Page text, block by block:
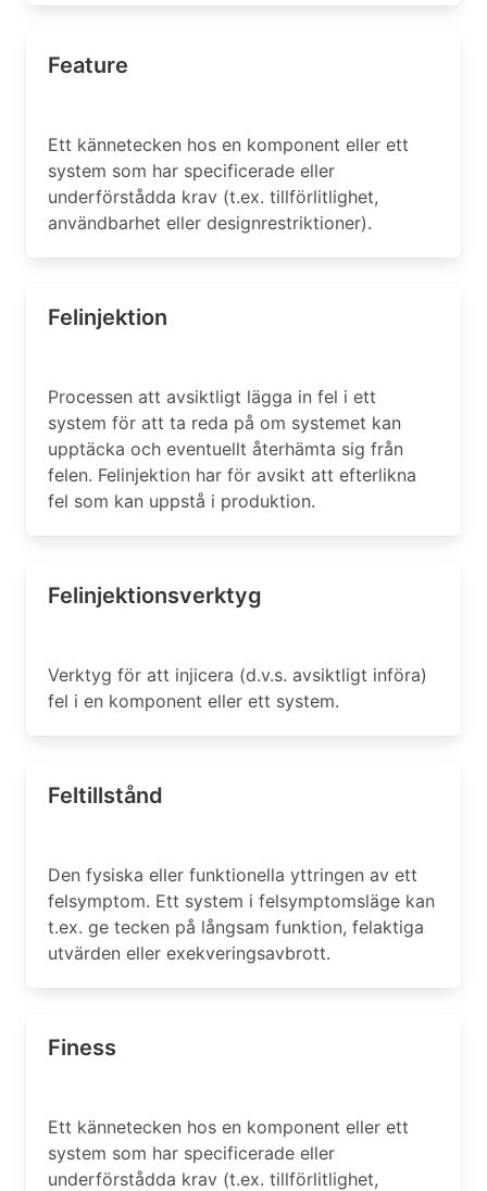
Feature
Ett kännetecken hos en komponent eller ett
system som har specificerade eller
underförstådda krav (t.ex. tillförlitlighet,
användbarhet eller designrestriktioner).
Felinjektion
Processen att avsiktligt lägga in fel i ett
system för att ta reda på om systemet kan
upptäcka och eventuellt återhämta sig från
felen. Felinjektion har för avsikt att efterlikna
fel som kan uppstå i produktion.
Felinjektionsverktyg
Verktyg för att injicera (d.v.s. avsiktligt införa)
fel i en komponent eller ett system.
Feltillstånd
Den fysiska eller funktionella yttringen av ett
felsymptom. Ett system i felsymptomsläge kan
t.ex. ge tecken på långsam funktion, felaktiga
utvärden eller exekveringsavbrott.
Finess
Ett kännetecken hos en komponent eller ett
system som har specificerade eller
underförstådda krav (t.ex. tillförlitlighet,